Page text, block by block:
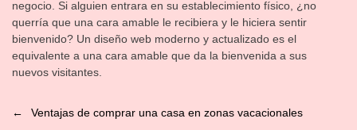
negocio. Si alguien entrara en su establecimiento físico, ¿no
querría que una cara amable le recibiera y le hiciera sentir
bienvenido? Un diseño web moderno y actualizado es el
equivalente a una cara amable que da la bienvenida a sus
nuevos visitantes.
←
Ventajas de comprar una casa en zonas vacacionales